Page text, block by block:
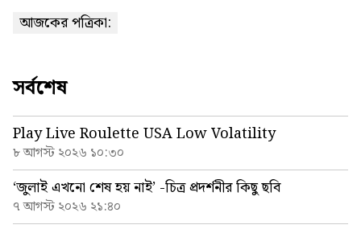
আজকের পত্রিকা:
সর্বশেষ
Play Live Roulette USA Low Volatility
৮ আগস্ট ২০২৬ ১০:৩০
‘জুলাই এখনো শেষ হয় নাই’ -চিত্র প্রদর্শনীর কিছু ছবি
৭ আগস্ট ২০২৬ ২১:৪০